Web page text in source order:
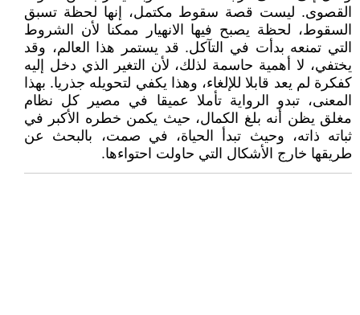
القصوى. ليست قصة سقوط مكتمل، إنها لحظة تسبق
السقوط، لحظة يصبح فيها الانهيار ممكنا لأن الشروط
التي تمنعه بدأت في التآكل. قد يستمر هذا العالم، وقد
يختفي، لا أهمية حاسمة لذلك، لأن التغير الذي دخل إليه
كفكرة لم يعد قابلا للإلغاء، وهذا يكفي لتحويله جذريا. بهذا
المعنى، تبدو الرواية تأملا عميقا في مصير كل نظام
مغلق يظن أنه بلغ الكمال، حيث يكمن خطره الأكبر في
ثباته ذاته، وحيث تبدأ الحياة، في صمت، بالبحث عن
طريقها خارج الأشكال التي حاولت احتواءها.